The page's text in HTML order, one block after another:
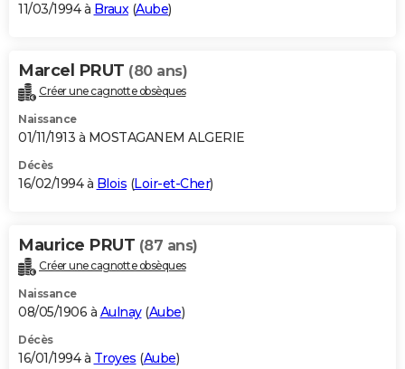
11/03/1994 à Braux(Aube)
Marcel PRUT (80 ans)
Créer une cagnotte obsèques
Naissance
01/11/1913 à MOSTAGANEM ALGERIE
Décès
16/02/1994 à Blois (Loir-et-Cher)
Maurice PRUT (87 ans)
Créer une cagnotte obsèques
Naissance
08/05/1906 à Aulnay(Aube)
Décès
16/01/1994 à Troyes (Aube)